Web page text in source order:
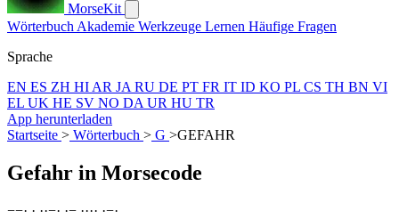
MorseKit
Wörterbuch Akademie Werkzeuge Lernen Häufige Fragen
Sprache
EN ES ZH HI AR JA RU DE PT FR IT ID KO PL CS TH BN VI
EL UK HE SV NO DA UR HU TR
App herunterladen
Startseite > Wörterbuch > G >GEFAHR
Gefahr in Morsecode
−−· · ··−· ·− ···· ·−·